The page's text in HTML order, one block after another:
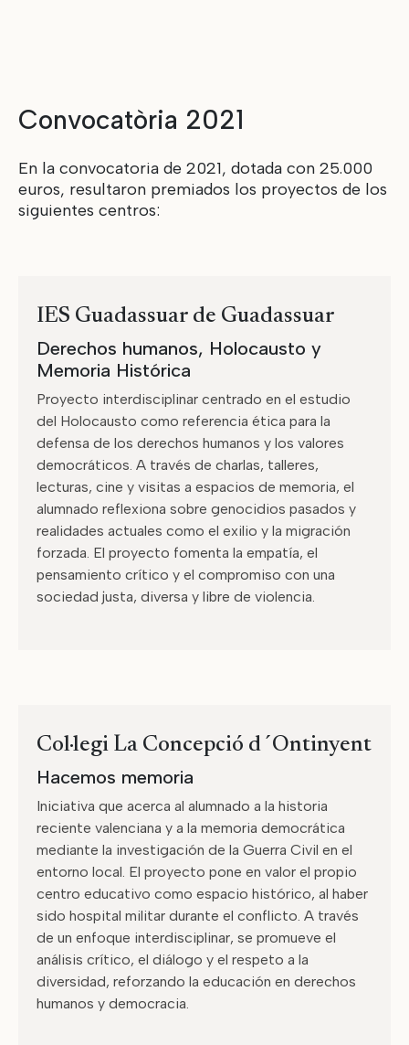
Convocatòria 2021
En la convocatoria de 2021, dotada con 25.000
euros, resultaron premiados los proyectos de los
siguientes centros:
IES Guadassuar de Guadassuar
Derechos humanos, Holocausto y
Memoria Histórica
Proyecto interdisciplinar centrado en el estudio
del Holocausto como referencia ética para la
defensa de los derechos humanos y los valores
democráticos. A través de charlas, talleres,
lecturas, cine y visitas a espacios de memoria, el
alumnado reflexiona sobre genocidios pasados y
realidades actuales como el exilio y la migración
forzada. El proyecto fomenta la empatía, el
pensamiento crítico y el compromiso con una
sociedad justa, diversa y libre de violencia.
Col·legi La Concepció d´Ontinyent
Hacemos memoria
Iniciativa que acerca al alumnado a la historia
reciente valenciana y a la memoria democrática
mediante la investigación de la Guerra Civil en el
entorno local. El proyecto pone en valor el propio
centro educativo como espacio histórico, al haber
sido hospital militar durante el conflicto. A través
de un enfoque interdisciplinar, se promueve el
análisis crítico, el diálogo y el respeto a la
diversidad, reforzando la educación en derechos
humanos y democracia.